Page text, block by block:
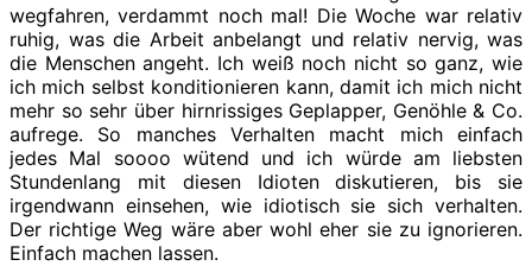
wegfahren, verdammt noch mal! Die Woche war relativ
ruhig, was die Arbeit anbelangt und relativ nervig, was
die Menschen angeht. Ich weiß noch nicht so ganz, wie
ich mich selbst konditionieren kann, damit ich mich nicht
mehr so sehr über hirnrissiges Geplapper, Genöhle & Co.
aufrege. So manches Verhalten macht mich einfach
jedes Mal soooo wütend und ich würde am liebsten
Stundenlang mit diesen Idioten diskutieren, bis sie
irgendwann einsehen, wie idiotisch sie sich verhalten.
Der richtige Weg wäre aber wohl eher sie zu ignorieren.
Einfach machen lassen.